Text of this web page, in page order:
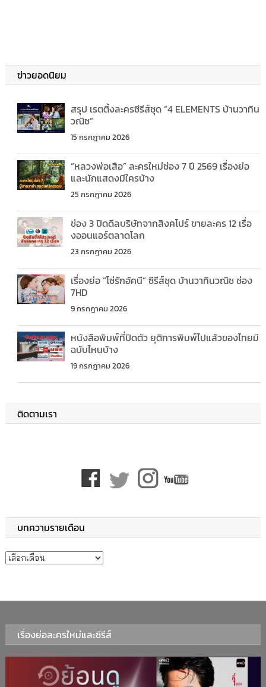
ข่าวยอดนิยม
สรุป เรตติ้งละครซีรีส์ชุด “4 ELEMENTS บ้านวาทิน
วณิช”
15 กรกฎาคม 2026
“หลวงพ่อเสือ” ละครใหม่ช่อง 7 ปี 2569 เรื่องย่อ
และนักแสดงมีใครบ้าง
25 กรกฎาคม 2026
ช่อง 3 ปิดดีลบริษัทจากสิงคโปร์ ขายละคร 12 เรื่อ
งออนแอร์ตลาดโลก
23 กรกฎาคม 2026
เรื่องย่อ “โซ่รักอัคนี” ซีรีส์ชุด บ้านวาทินวณิช ช่อง
7HD
9 กรกฎาคม 2026
หนังสือพิมพ์ที่ปิดตัว ยุติการพิมพ์ไปแล้วของไทยมี
ฉบับไหนบ้าง
19 กรกฎาคม 2026
ติดตามเรา
บทความรายเดือน
บทความรายเดือน
เรื่องย่อละครใหม่และซีรีส์